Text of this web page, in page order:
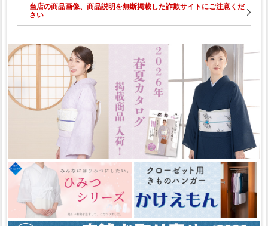
当店の商品画像、商品説明を無断掲載した詐欺サイトにご注意くだ
さい